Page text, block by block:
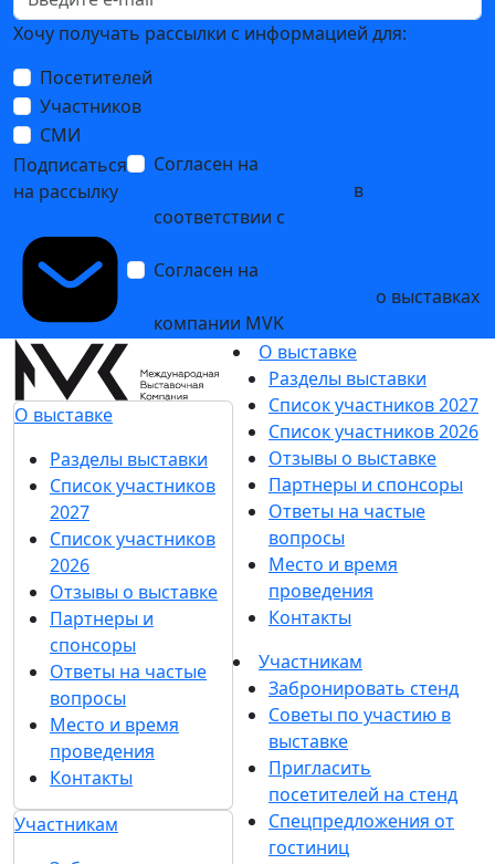
Хочу получать рассылки с информацией для:
Посетителей
Участников
СМИ
Подписаться
на рассылку
Согласен на
в
соответствии с
Согласен на
о выставках
компании MVK
О выставке
Разделы выставки
Список участников
2027
Список участников
2026
Отзывы о выставке
Партнеры и
спонсоры
Ответы на частые
вопросы
Место и время
проведения
Контакты
Участникам
О выставке
Разделы выставки
Список участников 2027
Список участников 2026
Отзывы о выставке
Партнеры и спонсоры
Ответы на частые
вопросы
Место и время
проведения
Контакты
Участникам
Забронировать стенд
Советы по участию в
выставке
Пригласить
посетителей на стенд
Спецпредложения от
гостиниц